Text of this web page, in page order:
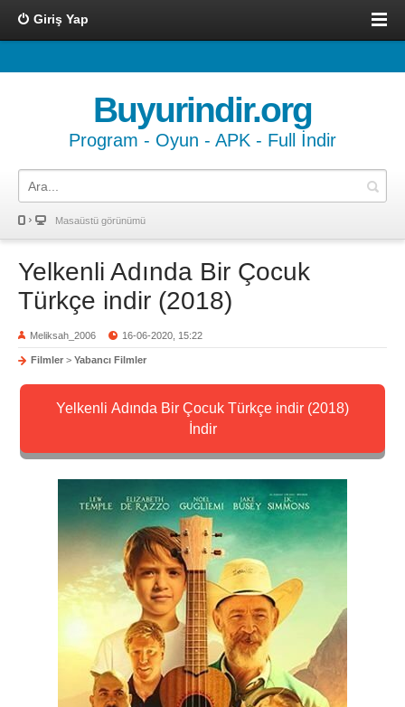
Giriş Yap
Buyurindir.org
Program - Oyun - APK - Full İndir
Masaüstü görünümü
Yelkenli Adında Bir Çocuk
Türkçe indir (2018)
Meliksah_2006 16-06-2020, 15:22
Filmler > Yabancı Filmler
Yelkenli Adında Bir Çocuk Türkçe indir (2018)
İndir